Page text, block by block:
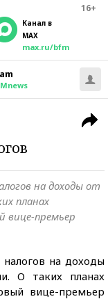
16+
Канал в
MAX
max.ru/bfm
на доходы от
планах
вице-премьер
на доходы
О таких планах
вице-премьер